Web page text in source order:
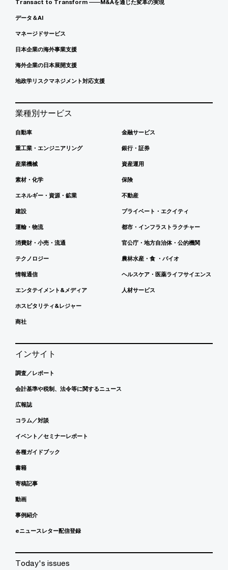
Transact to Transform ――M&Aを通じた変革の実現
データ＆AI
マネージドサービス
日本企業の海外事業支援
海外企業の日本展開支援
地政学リスクマネジメント対応支援
業種別サービス
自動車
重工業・エンジニアリング
産業機械
素材・化学
エネルギー・資源・鉱業
建設
運輸・物流
消費財・小売・流通
テクノロジー
情報通信
エンタテイメント&メディア
ホスピタリティ&レジャー
商社
金融サービス
銀行・証券
資産運用
保険
不動産
プライベート・エクイティ
都市・インフラストラクチャー
官公庁・地方自治体・公的機関
農林水産・食 ・バイオ
ヘルスケア・医薬ライフサイエンス
人材サービス
インサイト
調査／レポート
会計基準や税制、法令等に関するニュース
広報誌
コラム／対談
イベント／セミナーレポート
各種ガイドブック
書籍
寄稿記事
動画
事例紹介
eニュースレター配信登録
Today's issues